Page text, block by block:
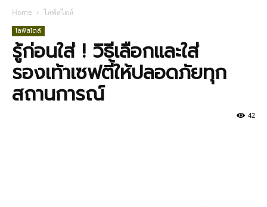
Home ไลฟ์สไตล์
ไลฟ์สไตล์
รู้ก่อนใส่ ! วิธีเลือกและใส่
รองเท้าเซฟตี้ให้ปลอดภัยทุก
สถานการณ์
42